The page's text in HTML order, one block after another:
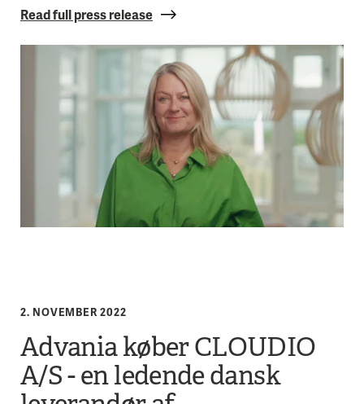
Read full press release
2. NOVEMBER 2022
Advania køber CLOUDIO
A/S - en ledende dansk